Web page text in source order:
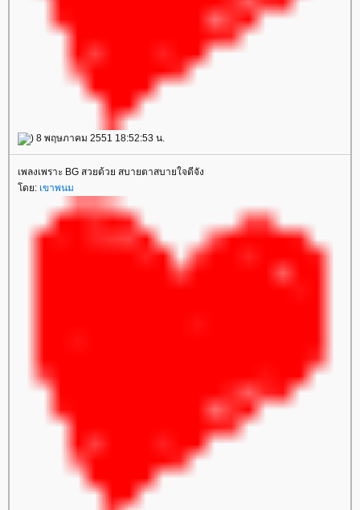
) 8 พฤษภาคม 2551 18:52:53 น.
เพลงเพราะ BG สวยด้วย สบายตาสบายใจดีจัง
โดย: เขาพนม